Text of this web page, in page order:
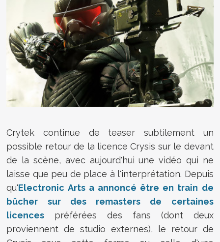
Crytek continue de teaser subtilement un
possible retour de la licence Crysis sur le devant
de la scène, avec aujourd'hui une vidéo qui ne
laisse que peu de place à l'interprétation. Depuis
qu'Electronic Arts a annoncé être en train de
bûcher sur des remasters de certaines
licences préférées des fans (dont deux
proviennent de studio externes), le retour de